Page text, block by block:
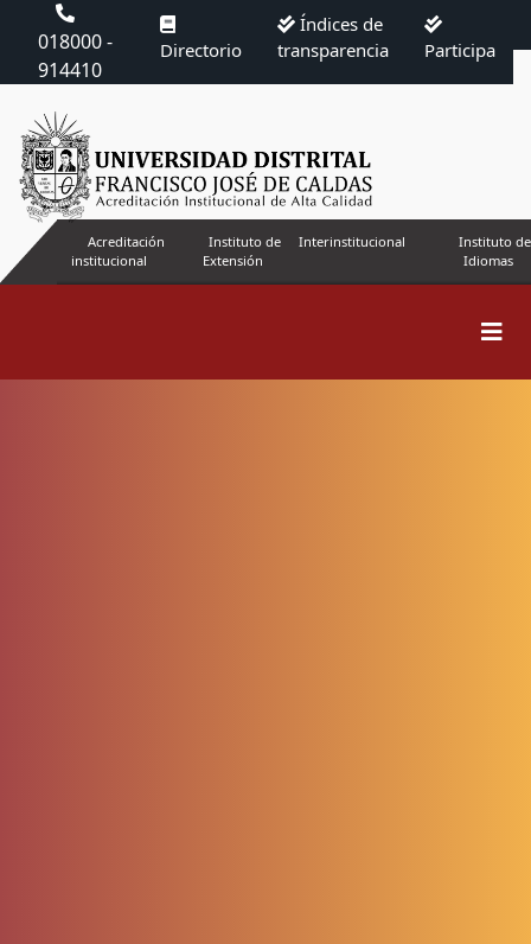
018000 -
914410
Directorio
Índices de
transparencia
Participa
Acreditación
institucional
Instituto de
Extensión
Interinstitucional
Instituto de
Idiomas